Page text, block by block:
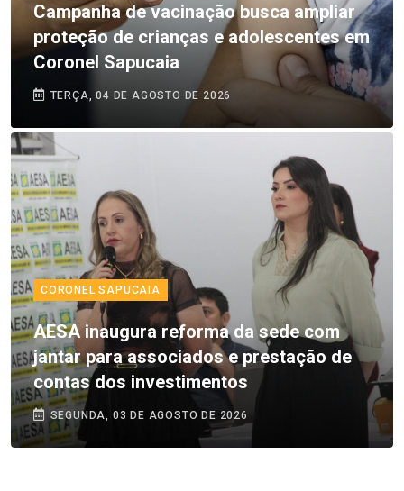
Campanha de vacinação busca ampliar
proteção de crianças e adolescentes em
Coronel Sapucaia
TERÇA, 04 DE AGOSTO DE 2026
CORONEL SAPUCAIA
AESA inaugura reforma da sede com
jantar para associados e prestação de
contas dos investimentos
SEGUNDA, 03 DE AGOSTO DE 2026